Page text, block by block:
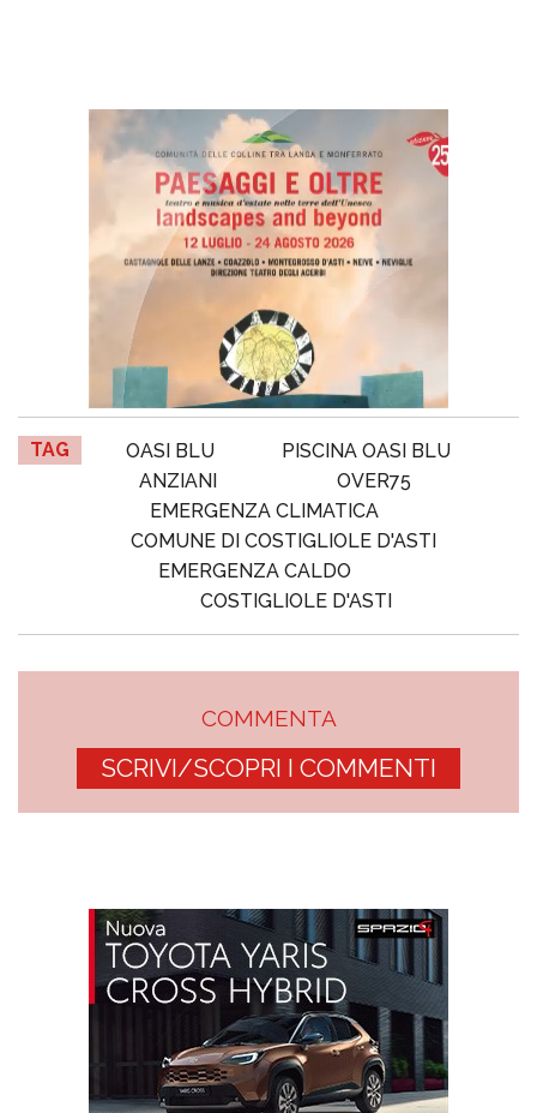
TAG OASI BLU
PISCINA OASI BLU
ANZIANI
OVER75
EMERGENZA CLIMATICA
COMUNE DI COSTIGLIOLE D'ASTI
EMERGENZA CALDO
COSTIGLIOLE D'ASTI
COMMENTA
SCRIVI/SCOPRI I COMMENTI